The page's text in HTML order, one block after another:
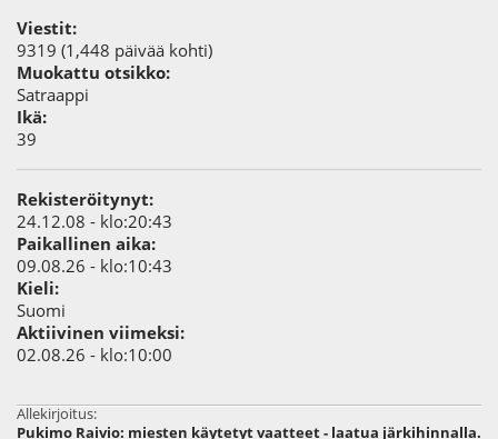
Viestit:
9319 (1,448 päivää kohti)
Muokattu otsikko:
Satraappi
Ikä:
39
Rekisteröitynyt:
24.12.08 - klo:20:43
Paikallinen aika:
09.08.26 - klo:10:43
Kieli:
Suomi
Aktiivinen viimeksi:
02.08.26 - klo:10:00
Allekirjoitus:
Pukimo Raivio: miesten käytetyt vaatteet - laatua järkihinnalla.